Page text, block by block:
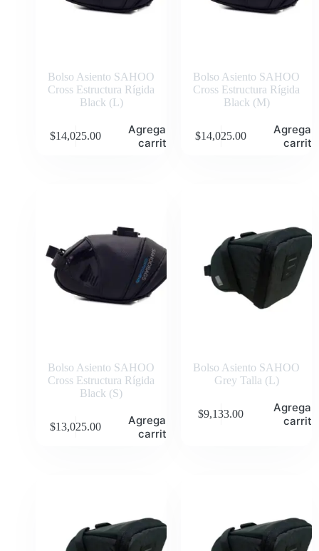
Bolso Asiento SAHOO
Cross Estructura Rígida
Black (L)
$14,025.00
Agregar al
carrito
Bolso Asiento SAHOO
Cross Estructura Rígida
Black (M)
$14,025.00
Agregar
carrito
Bolso Asiento SAHOO
Cross Estructura Rígida
Black (S)
$13,025.00
Agregar al
carrito
Bolso Asiento SAHOO
Grey Talla (L)
$9,133.00
Agregar
carrito